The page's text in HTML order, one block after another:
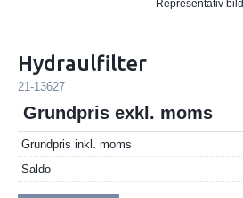
Representativ bild
Hydraulfilter
21-13627
Grundpris exkl. moms
Grundpris inkl. moms
Saldo